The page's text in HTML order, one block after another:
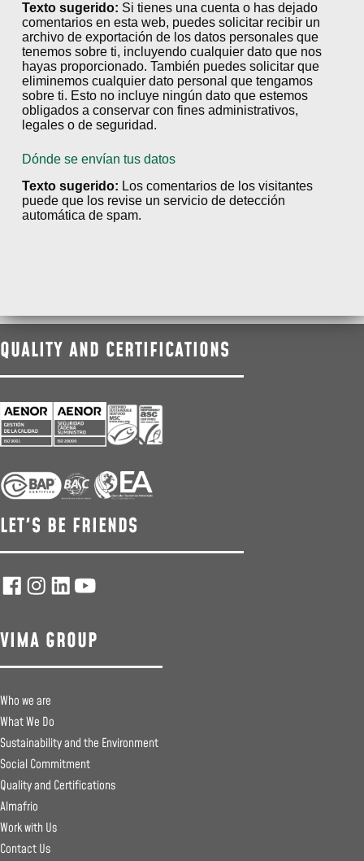
Texto sugerido: Si tienes una cuenta o has dejado
comentarios en esta web, puedes solicitar recibir un
archivo de exportación de los datos personales que
tenemos sobre ti, incluyendo cualquier dato que nos
hayas proporcionado. También puedes solicitar que
eliminemos cualquier dato personal que tengamos
sobre ti. Esto no incluye ningún dato que estemos
obligados a conservar con fines administrativos,
legales o de seguridad.
Dónde se envían tus datos
Texto sugerido: Los comentarios de los visitantes
puede que los revise un servicio de detección
automática de spam.
QUALITY AND CERTIFICATIONS
LET'S BE FRIENDS
VIMA GROUP
Who we are
What We Do
Sustainability and the Environment
Social Commitment
Quality and Certifications
Almafrio
Work with Us
Contact Us